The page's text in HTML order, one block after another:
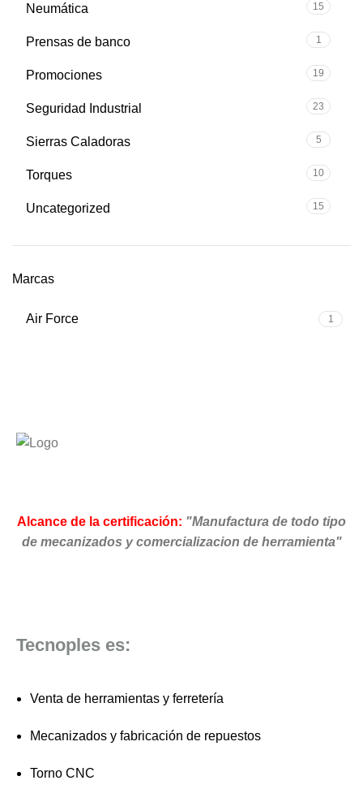
Neumática 15
Prensas de banco 1
Promociones 19
Seguridad Industrial 23
Sierras Caladoras 5
Torques 10
Uncategorized 15
Marcas
Air Force 1
Alcance de la certificación: "Manufactura de todo tipo
de mecanizados y comercializacion de herramienta"
Tecnoples es:
Venta de herramientas y ferretería
Mecanizados y fabricación de repuestos
Torno CNC